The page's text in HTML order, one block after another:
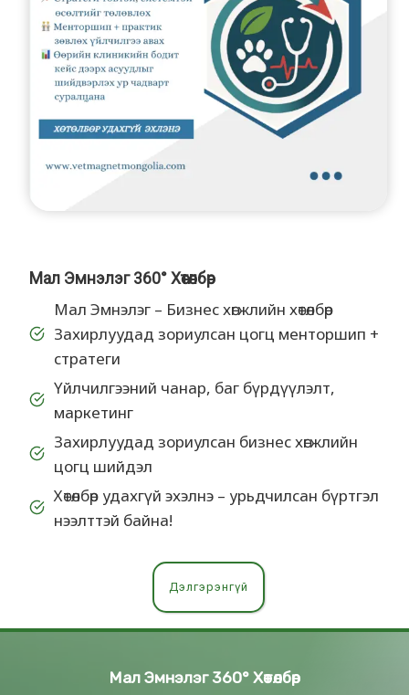
Мал Эмнэлэг 360° Хөтөлбөр
Мал Эмнэлэг – Бизнес хөгжлийн хөтөлбөр
Захирлуудад зориулсан цогц менторшип +
стратеги
Үйлчилгээний чанар, баг бүрдүүлэлт,
маркетинг
Захирлуудад зориулсан бизнес хөгжлийн
цогц шийдэл
Хөтөлбөр удахгүй эхэлнэ – урьдчилсан бүртгэл
нээлттэй байна!
Дэлгэрэнгүй
Мал Эмнэлэг 360° Хөтөлбөр